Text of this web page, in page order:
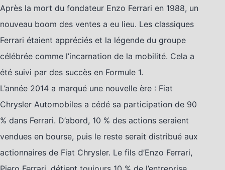
Après la mort du fondateur Enzo Ferrari en 1988, un
nouveau boom des ventes a eu lieu. Les classiques
Ferrari étaient appréciés et la légende du groupe
célébrée comme l’incarnation de la mobilité. Cela a
été suivi par des succès en Formule 1.
L’année 2014 a marqué une nouvelle ère : Fiat
Chrysler Automobiles a cédé sa participation de 90
% dans Ferrari. D’abord, 10 % des actions seraient
vendues en bourse, puis le reste serait distribué aux
actionnaires de Fiat Chrysler. Le fils d’Enzo Ferrari,